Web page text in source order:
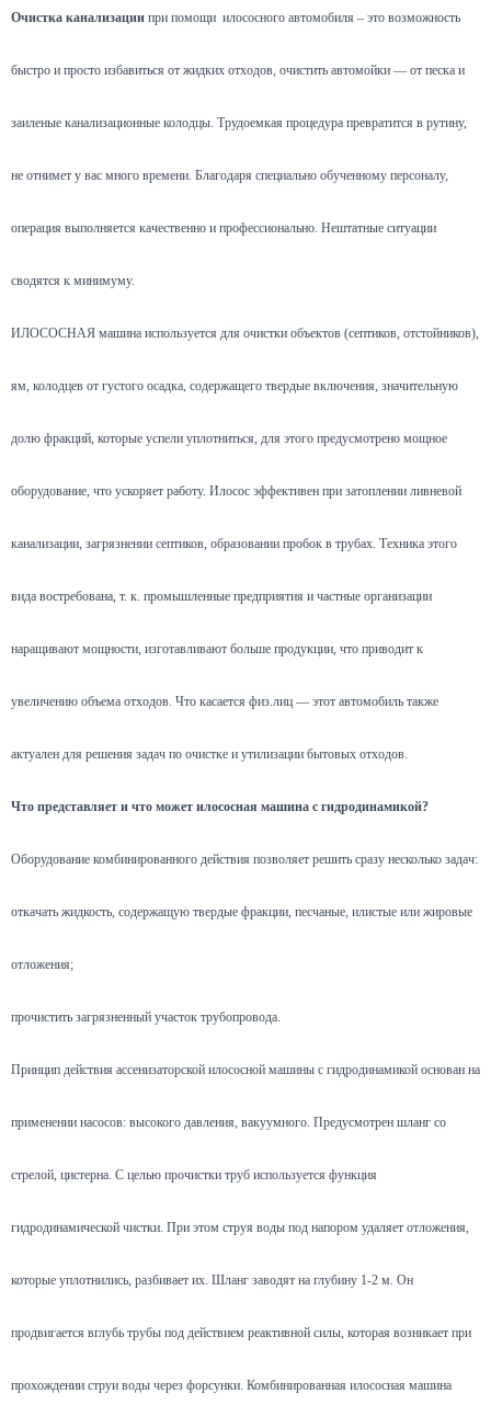
Очистка канализации при помощи илососного автомобиля – это возможность
быстро и просто избавиться от жидких отходов, очистить автомойки — от песка и
заиленые канализационные колодцы. Трудоемкая процедура превратится в рутину,
не отнимет у вас много времени. Благодаря специально обученному персоналу,
операция выполняется качественно и профессионально. Нештатные ситуации
сводятся к минимуму.
ИЛОСОСНАЯ машина используется для очистки объектов (септиков, отстойников),
ям, колодцев от густого осадка, содержащего твердые включения, значительную
долю фракций, которые успели уплотниться, для этого предусмотрено мощное
оборудование, что ускоряет работу. Илосос эффективен при затоплении ливневой
канализации, загрязнении септиков, образовании пробок в трубах. Техника этого
вида востребована, т. к. промышленные предприятия и частные организации
наращивают мощности, изготавливают больше продукции, что приводит к
увеличению объема отходов. Что касается физ.лиц — этот автомобиль также
актуален для решения задач по очистке и утилизации бытовых отходов.
Что представляет и что может илососная машина с гидродинамикой?
Оборудование комбинированного действия позволяет решить сразу несколько задач:
откачать жидкость, содержащую твердые фракции, песчаные, илистые или жировые
отложения;
прочистить загрязненный участок трубопровода.
Принцип действия ассенизаторской илососной машины с гидродинамикой основан на
применении насосов: высокого давления, вакуумного. Предусмотрен шланг со
стрелой, цистерна. С целью прочистки труб используется функция
гидродинамической чистки. При этом струя воды под напором удаляет отложения,
которые уплотнились, разбивает их. Шланг заводят на глубину 1-2 м. Он
продвигается вглубь трубы под действием реактивной силы, которая возникает при
прохождении струи воды через форсунки. Комбинированная илососная машина